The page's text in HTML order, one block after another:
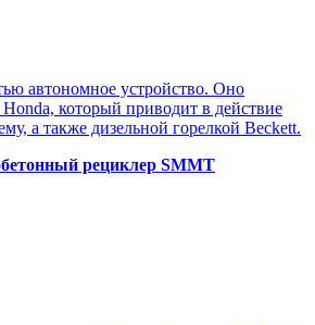
автономное устройство. Оно
который приводит в действие
а также дизельной горелкой Beckett.
рециклер SMMT